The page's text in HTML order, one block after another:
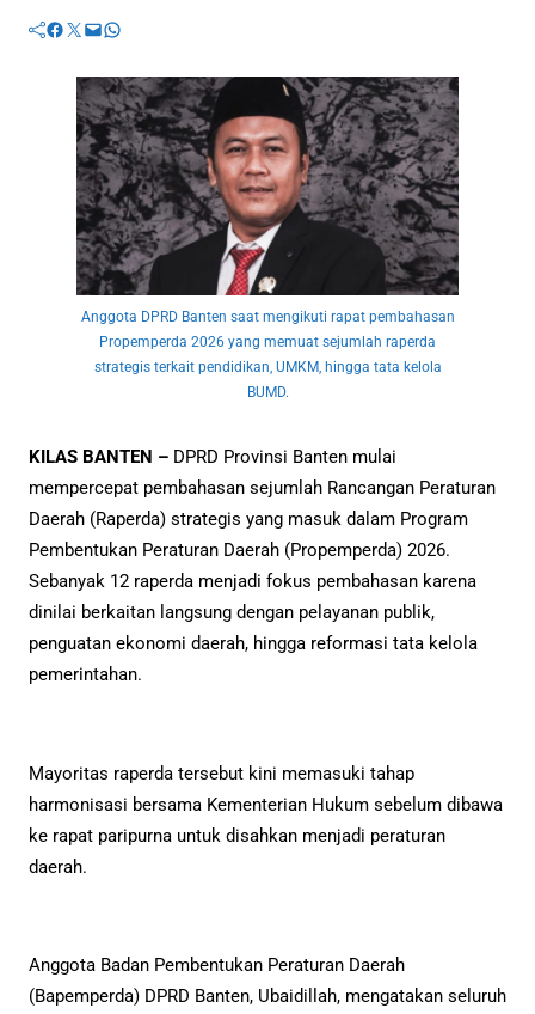
Facebook Twitter Mail WhatsApp
Anggota DPRD Banten saat mengikuti rapat pembahasan
Propemperda 2026 yang memuat sejumlah raperda
strategis terkait pendidikan, UMKM, hingga tata kelola
BUMD.
KILAS BANTEN – DPRD Provinsi Banten mulai
mempercepat pembahasan sejumlah Rancangan Peraturan
Daerah (Raperda) strategis yang masuk dalam Program
Pembentukan Peraturan Daerah (Propemperda) 2026.
Sebanyak 12 raperda menjadi fokus pembahasan karena
dinilai berkaitan langsung dengan pelayanan publik,
penguatan ekonomi daerah, hingga reformasi tata kelola
pemerintahan.
Mayoritas raperda tersebut kini memasuki tahap
harmonisasi bersama Kementerian Hukum sebelum dibawa
ke rapat paripurna untuk disahkan menjadi peraturan
daerah.
Anggota Badan Pembentukan Peraturan Daerah
(Bapemperda) DPRD Banten, Ubaidillah, mengatakan seluruh